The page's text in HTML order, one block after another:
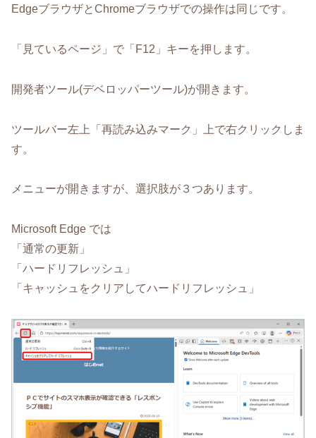
EdgeブラウザとChromeブラウザでの操作は同じです。
「見ているページ」で「F12」キーを押します。
開発者ツール(デベロッパーツール)が開きます。
ツールバー左上「再読み込みマーク」上で右クリックしま
す。
メニューが開きますが、選択肢が３つあります。
Microsoft Edge では
「通常の更新」
「ハードリフレッシュ」
「キャッシュをクリアしてハードリフレッシュ」